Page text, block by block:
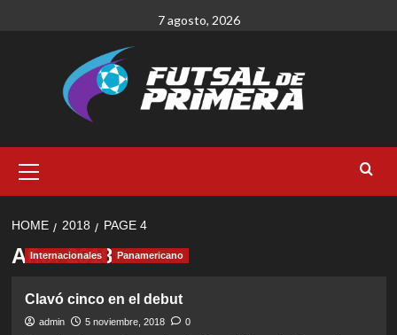
7 agosto, 2026
Menu
HOME 2018 PAGE 4
Año:2018
Internacionales Panamericano
Clavó cinco en el debut
admin 5 noviembre, 2018 0